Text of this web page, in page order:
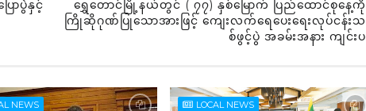
ာပွဲနှင့်
ရွှေတောင်မြို့နယ်တွင် ( ၇၇) နှစ်မြောက် ပြည်ထောင်စုနေ့ကို
ကြိုဆိုဂုဏ်ပြုသောအားဖြင့် ကျေးလက်ရေပေးရေးလုပ်ငန်းသ
စ်ဖွင့်ပွဲ အခမ်းအနား ကျင်းပ
NEWS LOCAL NEWS